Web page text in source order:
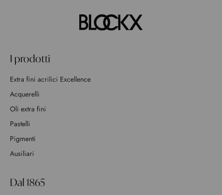
I prodotti
Extra fini acrilici Excellence
Acquerelli
Oli extra fini
Pastelli
Pigmenti
Ausiliari
Dal 1865